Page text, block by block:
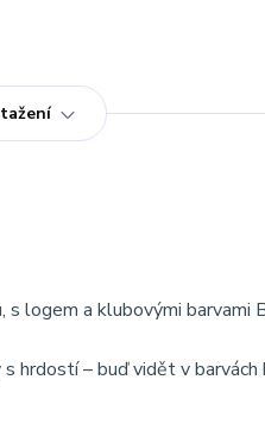
s logem a klubovými
hrdostí – buď vidět v barvách